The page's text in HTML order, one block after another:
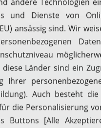
H2 tanken
Tankstellen